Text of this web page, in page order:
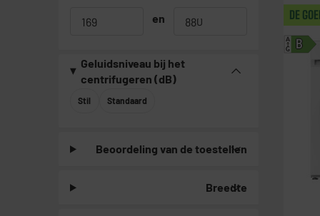
en
Geluidsniveau bij het
centrifugeren (dB)
Stil Standaard
Beoordeling van de toestellen
Breedte
DE
B
A
G